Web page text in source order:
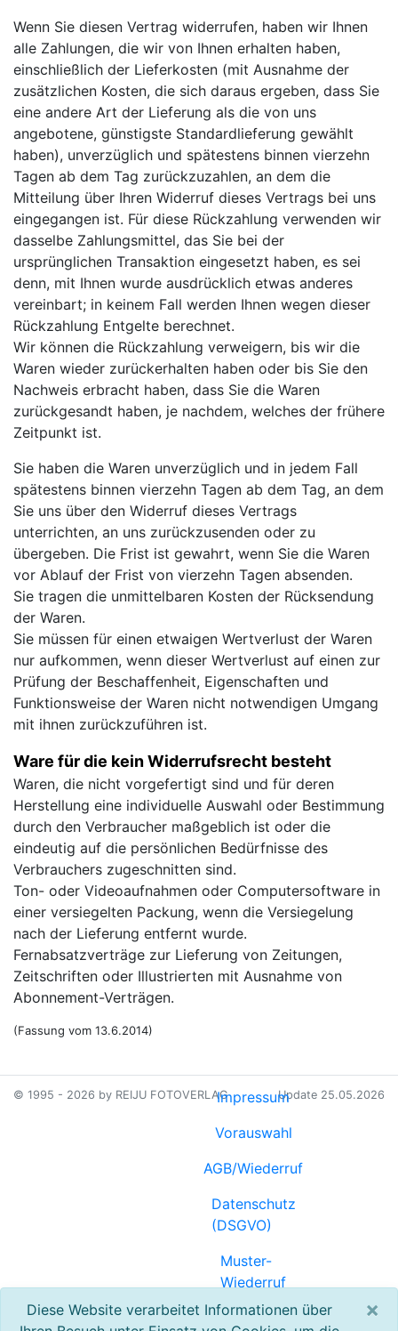
Wenn Sie diesen Vertrag widerrufen, haben wir Ihnen
alle Zahlungen, die wir von Ihnen erhalten haben,
einschließlich der Lieferkosten (mit Ausnahme der
zusätzlichen Kosten, die sich daraus ergeben, dass Sie
eine andere Art der Lieferung als die von uns
angebotene, günstigste Standardlieferung gewählt
haben), unverzüglich und spätestens binnen vierzehn
Tagen ab dem Tag zurückzuzahlen, an dem die
Mitteilung über Ihren Widerruf dieses Vertrags bei uns
eingegangen ist. Für diese Rückzahlung verwenden wir
dasselbe Zahlungsmittel, das Sie bei der
ursprünglichen Transaktion eingesetzt haben, es sei
denn, mit Ihnen wurde ausdrücklich etwas anderes
vereinbart; in keinem Fall werden Ihnen wegen dieser
Rückzahlung Entgelte berechnet.
Wir können die Rückzahlung verweigern, bis wir die
Waren wieder zurückerhalten haben oder bis Sie den
Nachweis erbracht haben, dass Sie die Waren
zurückgesandt haben, je nachdem, welches der frühere
Zeitpunkt ist.
Sie haben die Waren unverzüglich und in jedem Fall
spätestens binnen vierzehn Tagen ab dem Tag, an dem
Sie uns über den Widerruf dieses Vertrags
unterrichten, an uns zurückzusenden oder zu
übergeben. Die Frist ist gewahrt, wenn Sie die Waren
vor Ablauf der Frist von vierzehn Tagen absenden.
Sie tragen die unmittelbaren Kosten der Rücksendung
der Waren.
Sie müssen für einen etwaigen Wertverlust der Waren
nur aufkommen, wenn dieser Wertverlust auf einen zur
Prüfung der Beschaffenheit, Eigenschaften und
Funktionsweise der Waren nicht notwendigen Umgang
mit ihnen zurückzuführen ist.
Ware für die kein Widerrufsrecht besteht
Waren, die nicht vorgefertigt sind und für deren
Herstellung eine individuelle Auswahl oder Bestimmung
durch den Verbraucher maßgeblich ist oder die
eindeutig auf die persönlichen Bedürfnisse des
Verbrauchers zugeschnitten sind.
Ton- oder Videoaufnahmen oder Computersoftware in
einer versiegelten Packung, wenn die Versiegelung
nach der Lieferung entfernt wurde.
Fernabsatzverträge zur Lieferung von Zeitungen,
Zeitschriften oder Illustrierten mit Ausnahme von
Abonnement-Verträgen.
(Fassung vom 13.6.2014)
Diese Website verarbeitet Informationen über
×
Update 25.05.2026
© 1995 - 2026 by REIJU FOTOVERLAGImpressum
Vorauswahl
AGB/Wiederruf
Datenschutz
(DSGVO)
Muster-
Wiederruf
(PDF)